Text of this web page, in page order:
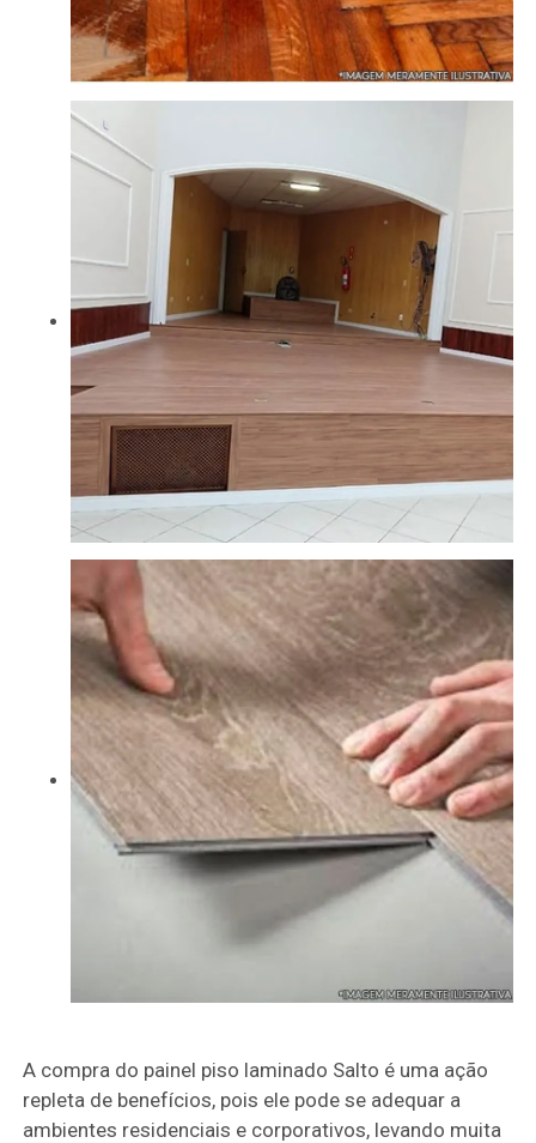
A compra do painel piso laminado Salto é uma ação
repleta de benefícios, pois ele pode se adequar a
ambientes residenciais e corporativos, levando muita